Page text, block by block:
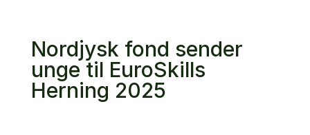
Nordjysk fond sender
unge til EuroSkills
Herning 2025